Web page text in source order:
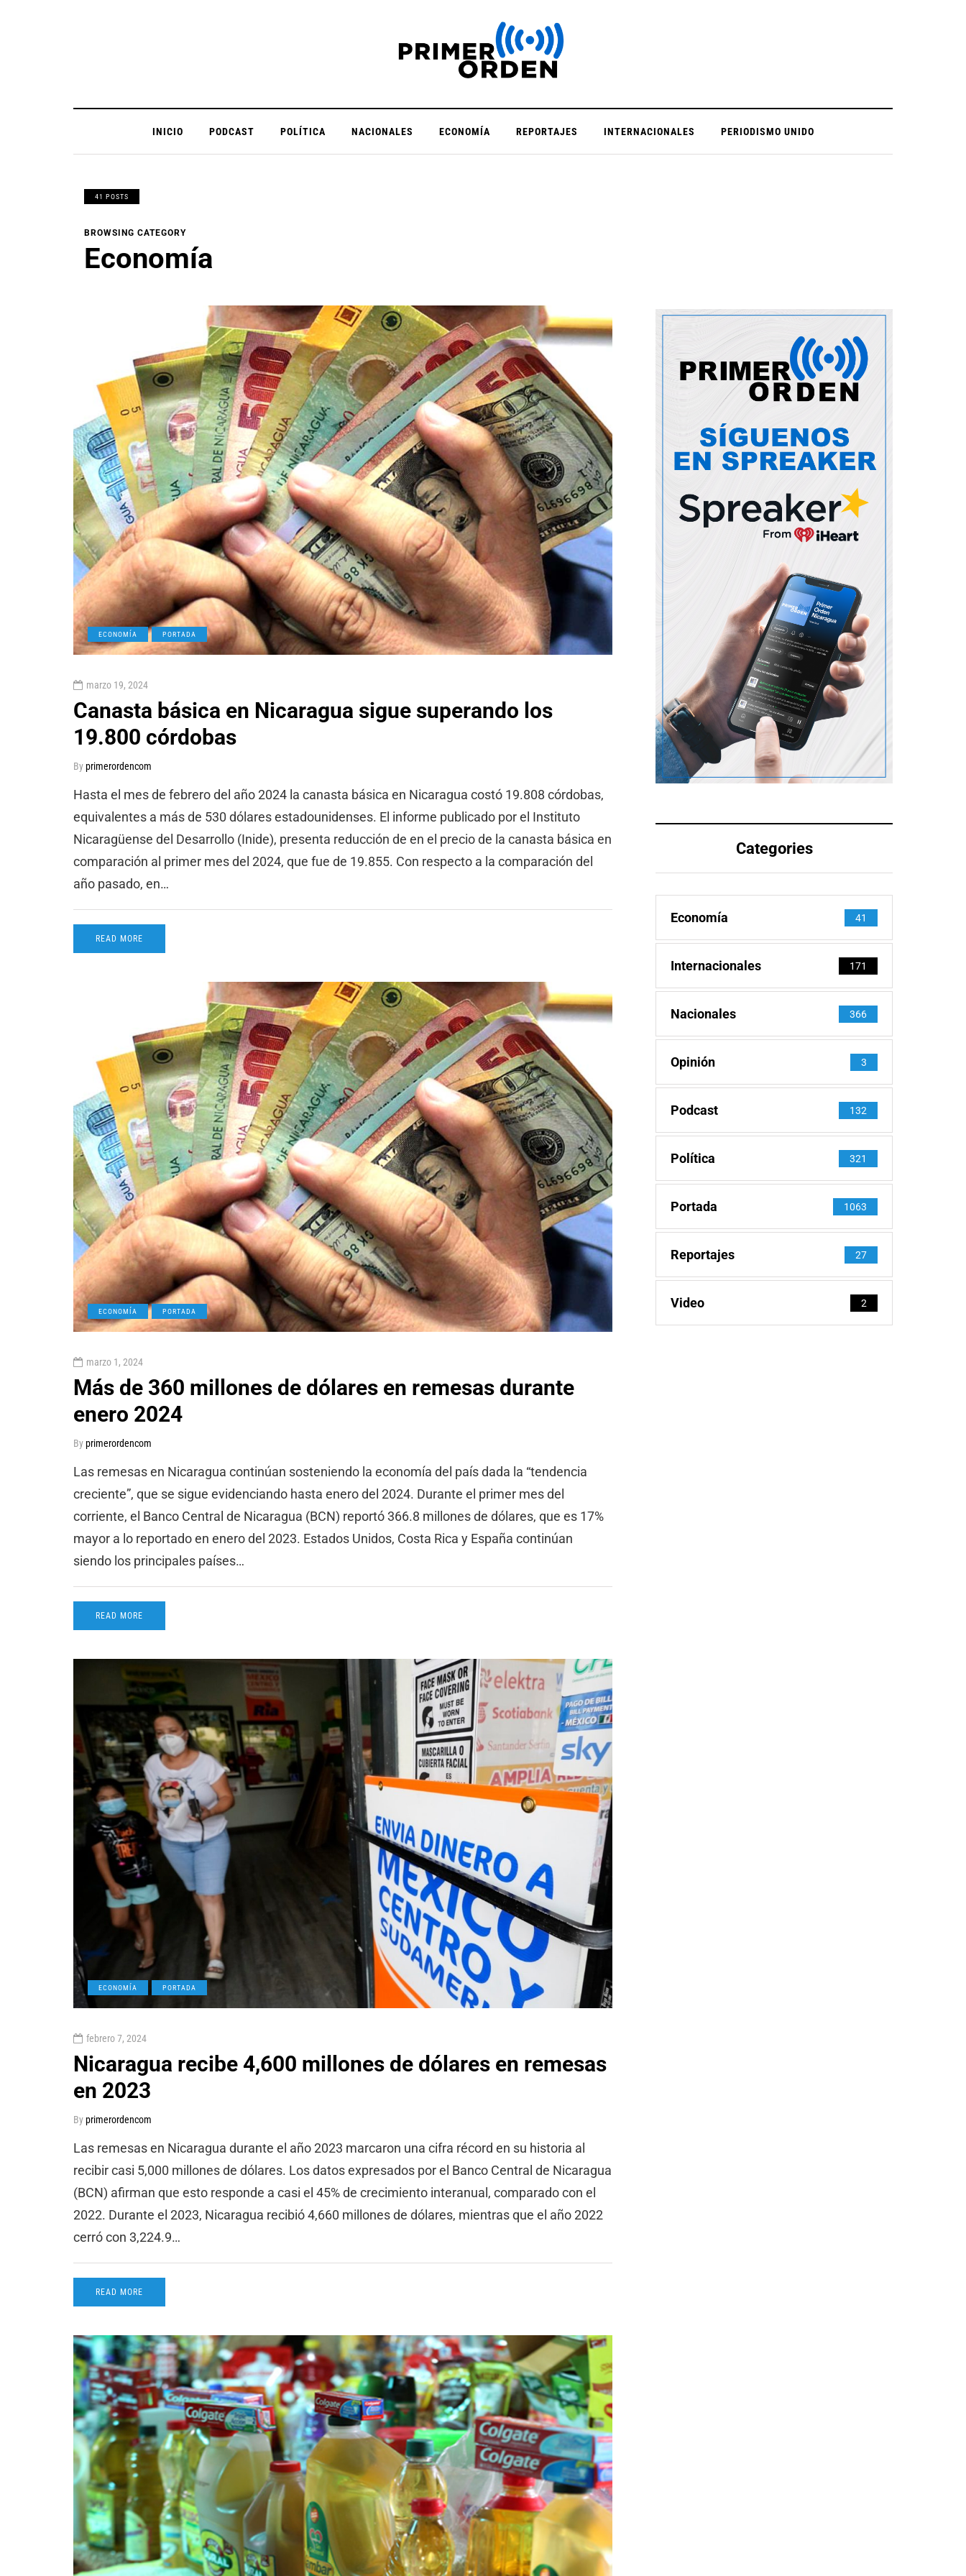
INICIO PODCAST POLÍTICA NACIONALES ECONOMÍA REPORTAJES INTERNACIONALES PERIODISMO UNIDO
41 POSTS
BROWSING CATEGORY
Economía
ECONOMÍA PORTADA
marzo 19, 2024
Canasta básica en Nicaragua sigue superando los
19.800 córdobas
Byprimerordencom
Hasta el mes de febrero del año 2024 la canasta básica en Nicaragua costó 19.808 córdobas,
equivalentes a más de 530 dólares estadounidenses. El informe publicado por el Instituto
Nicaragüense del Desarrollo (Inide), presenta reducción de en el precio de la canasta básica en
comparación al primer mes del 2024, que fue de 19.855. Con respecto a la comparación del
año pasado, en…
READ MORE
ECONOMÍA PORTADA
marzo 1, 2024
Más de 360 millones de dólares en remesas durante
enero 2024
Byprimerordencom
Las remesas en Nicaragua continúan sosteniendo la economía del país dada la “tendencia
creciente”, que se sigue evidenciando hasta enero del 2024. Durante el primer mes del
corriente, el Banco Central de Nicaragua (BCN) reportó 366.8 millones de dólares, que es 17%
mayor a lo reportado en enero del 2023. Estados Unidos, Costa Rica y España continúan
siendo los principales países…
READ MORE
ECONOMÍA PORTADA
febrero 7, 2024
Nicaragua recibe 4,600 millones de dólares en remesas
en 2023
Byprimerordencom
Las remesas en Nicaragua durante el año 2023 marcaron una cifra récord en su historia al
recibir casi 5,000 millones de dólares. Los datos expresados por el Banco Central de Nicaragua
(BCN) afirman que esto responde a casi el 45% de crecimiento interanual, comparado con el
2022. Durante el 2023, Nicaragua recibió 4,660 millones de dólares, mientras que el año 2022
cerró con 3,224.9…
READ MORE
Categories
Economía 41
Internacionales 171
Nacionales 366
Opinión 3
Podcast 132
Política 321
Portada 1063
Reportajes 27
Video 2